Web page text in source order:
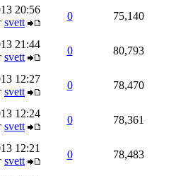
20:56
svett
0 75,140
21:44
svett
0 80,793
12:27
svett
0 78,470
12:24
svett
0 78,361
12:21
svett
0 78,483